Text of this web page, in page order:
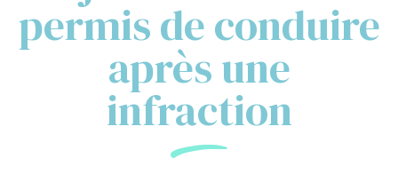
permis de conduire
après une
infraction